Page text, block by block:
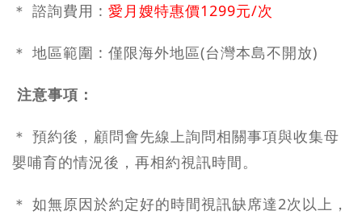
＊ 諮詢費用 : 愛月嫂特惠價1299元/次
＊ 地區範圍 : 僅限海外地區(台灣本島不開放)
注意事項 ：
＊ 預約後，顧問會先線上詢問相關事項與收集母
嬰哺育的情況後，再相約視訊時間。
＊ 如無原因於約定好的時間視訊缺席達2次以上，